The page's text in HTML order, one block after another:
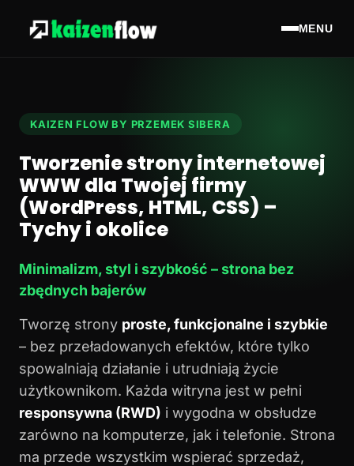
MENU
KAIZEN FLOW BY PRZEMEK SIBERA
Tworzenie strony internetowej
WWW dla Twojej firmy
(WordPress, HTML, CSS) –
Tychy i okolice
Minimalizm, styl i szybkość – strona bez
zbędnych bajerów
Tworzę strony proste, funkcjonalne i szybkie
– bez przeładowanych efektów, które tylko
spowalniają działanie i utrudniają życie
użytkownikom. Każda witryna jest w pełni
responsywna (RWD) i wygodna w obsłudze
zarówno na komputerze, jak i telefonie. Strona
ma przede wszystkim wspierać sprzedaż,